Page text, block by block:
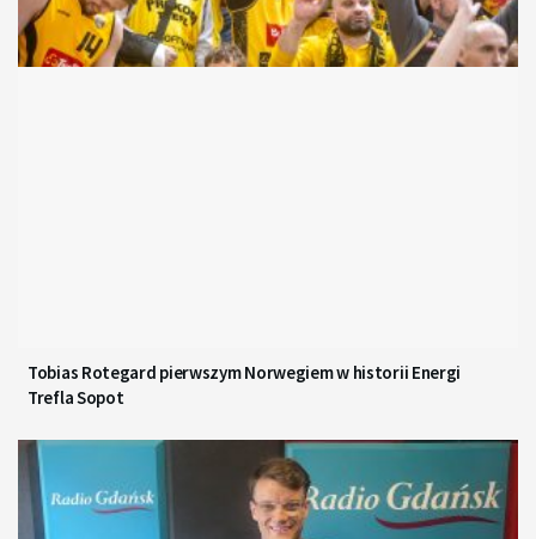
Tobias Rotegard pierwszym Norwegiem w historii Energi
Trefla Sopot